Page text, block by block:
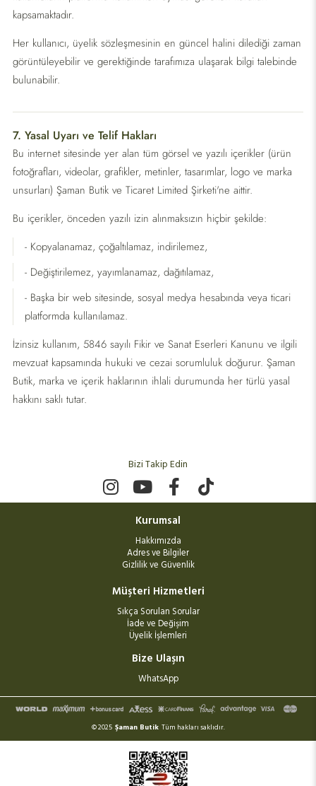
kapsamaktadır.
Her kullanıcı, üyelik sözleşmesinin en güncel halini dilediği zaman
görüntüleyebilir ve gerektiğinde tarafımıza ulaşarak bilgi talebinde
bulunabilir.
7. Yasal Uyarı ve Telif Hakları
Bu internet sitesinde yer alan tüm görsel ve yazılı içerikler (ürün
fotoğrafları, videolar, grafikler, metinler, tasarımlar, logo ve marka
unsurları) Şaman Butik ve Ticaret Limited Şirketi'ne aittir.
Bu içerikler, önceden yazılı izin alınmaksızın hiçbir şekilde:
- Kopyalanamaz, çoğaltılamaz, indirilemez,
- Değiştirilemez, yayımlanamaz, dağıtılamaz,
- Başka bir web sitesinde, sosyal medya hesabında veya ticari
platformda kullanılamaz.
İzinsiz kullanım, 5846 sayılı Fikir ve Sanat Eserleri Kanunu ve ilgili
mevzuat kapsamında hukuki ve cezai sorumluluk doğurur. Şaman
Butik, marka ve içerik haklarının ihlali durumunda her türlü yasal
hakkını saklı tutar.
Bizi Takip Edin
Kurumsal
Hakkımızda
Adres ve Bilgiler
Gizlilik ve Güvenlik
Müşteri Hizmetleri
Sıkça Sorulan Sorular
İade ve Değişim
Üyelik İşlemleri
Bize Ulaşın
WhatsApp
© 2025 Şaman ButikTüm hakları saklıdır.